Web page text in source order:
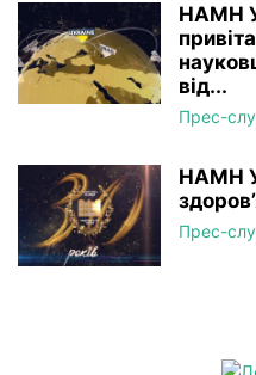
НАМН
від...
Прес-
НАМН
Прес-